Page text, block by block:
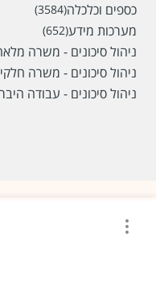
כספים וכלכלה(3584)
מערכות מידע(652)
ניהול סיכונים - משרה
ניהול סיכונים - משרה
ניהול סיכונים - עבודה